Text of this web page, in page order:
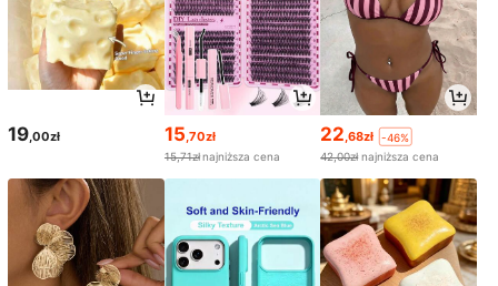
19 ,00zł 15 ,70zł
15,71złnajniższa cena
22 ,68zł
-46%
42,00zł najniższa cena